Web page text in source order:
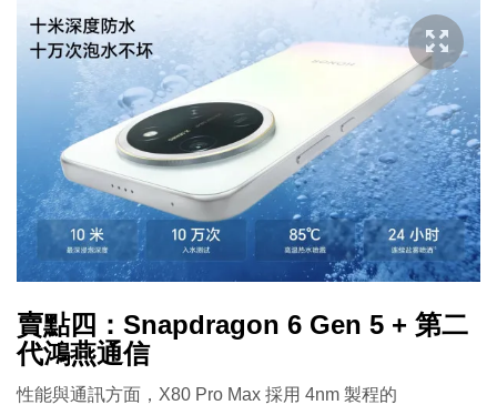
賣點四：Snapdragon 6 Gen 5 + 第二
代鴻燕通信
性能與通訊方面，X80 Pro Max 採用 4nm 製程的